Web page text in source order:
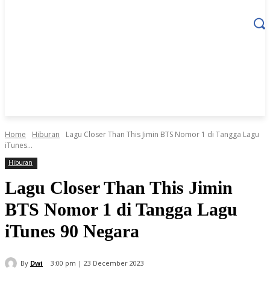
Home Hiburan
Lagu Closer Than This Jimin BTS Nomor 1 di Tangga Lagu
iTunes...
Hiburan
Lagu Closer Than This Jimin
BTS Nomor 1 di Tangga Lagu
iTunes 90 Negara
By Dwi 3:00 pm | 23 December 2023